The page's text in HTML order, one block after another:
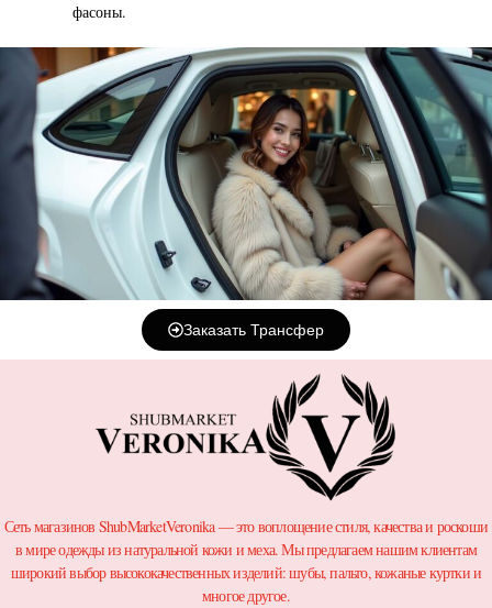
фасоны.
Заказать Трансфер
Сеть магазинов ShubMarketVeronika — это воплощение стиля, качества и роскоши
в мире одежды из натуральной кожи и меха. Мы предлагаем нашим клиентам
широкий выбор высококачественных изделий: шубы, пальто, кожаные куртки и
многое другое.